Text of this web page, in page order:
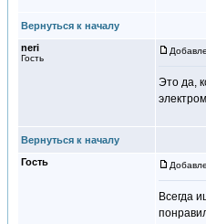
Вернуться к началу
neri
Гость
Это да,
Вернуться к началу
Гость
Всегда